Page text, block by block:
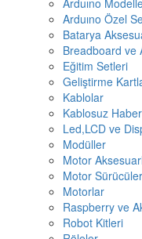
Arduıno
Arduıno Özel
Batarya
Breadboard ve
Eğitim Setleri
Geliştirme
Kablolar
Kablosuz
Led,LCD ve
Modüller
Motor
Motor
Motorlar
Raspberry ve
Robot Kitleri